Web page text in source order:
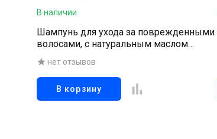
В наличии
Шампунь для ухода за поврежденными
волосами, с натуральным маслом
камелии, 600мл
нет отзывов
В корзину